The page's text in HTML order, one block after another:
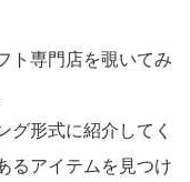
ト専門店を覗いてみ
グ形式に紹介してく
るアイテムを見つけ